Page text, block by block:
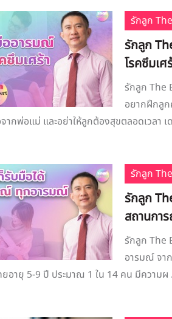
รักลูก
รักลูก
โรคซึมเศ
รักลูก The
อยากฝึกลู
กพ่อแม่ และอย่าให้ลูกต้องสุขตลอดเวลา เ
รักลูก
รักลูก
สถานกา
รักลูก The
อารมณ์ จา
ยอายุ 5-9 ปี ประมาณ 1 ใน 14 คน มีความผ